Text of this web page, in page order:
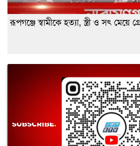
রূপগঞ্জে স্বামীকে হত্যা, স্ত্রী ও সৎ মেয়ে